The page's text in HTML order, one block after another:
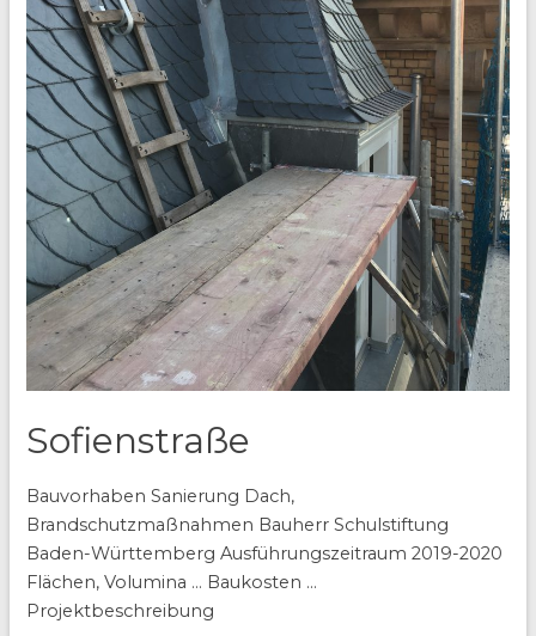
Sofienstraße
Bauvorhaben Sanierung Dach,
Brandschutzmaßnahmen Bauherr Schulstiftung
Baden-Württemberg Ausführungszeitraum 2019-2020
Flächen, Volumina … Baukosten …
Projektbeschreibung